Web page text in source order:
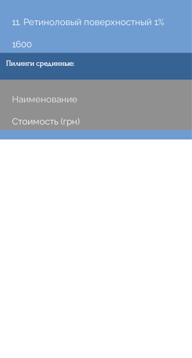
11. Ретиноловый поверхностный 1%
1600
Пилинги срединные:
Наименование
Стоимость (грн)